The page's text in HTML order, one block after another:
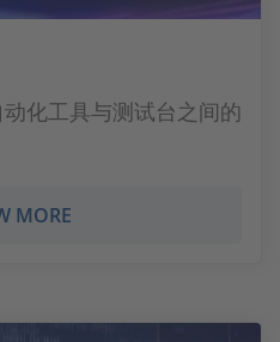
化工具与测试台之间的
MORE